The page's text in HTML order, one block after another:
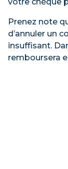
Prenez note
d’annuler un
insuffisant.
remboursera